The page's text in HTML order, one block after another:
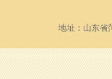
地址：山东省